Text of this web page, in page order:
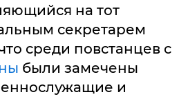
на тот
секретарем
среди повстанцев с
были замечены
и